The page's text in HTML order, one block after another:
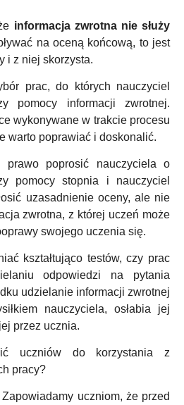
informacja zwrotna nie służy
na oceną końcową, to jest
i z niej skorzysta.
prac, do których nauczyciel
pomocy informacji zwrotnej.
wykonywane w trakcie procesu
warto poprawiać i doskonalić.
prawo poprosić nauczyciela o
pomocy stopnia i nauczyciel
uzasadnienie oceny, ale nie
zwrotna, z której uczeń może
swojego uczenia się.
kształtująco testów, czy prac
odpowiedzi na pytania
udzielanie informacji zwrotnej
nauczyciela, osłabia jej
przez ucznia.
uczniów do korzystania z
pracy?
Zapowiadamy uczniom, że przed